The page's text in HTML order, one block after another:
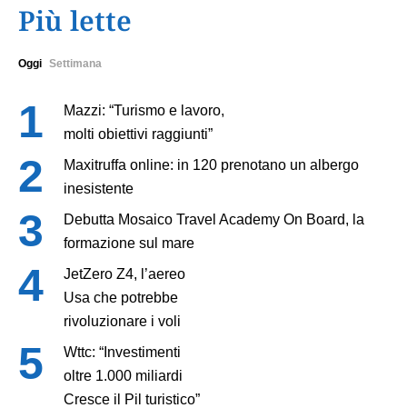
Più lette
Oggi Settimana
Mazzi: “Turismo e lavoro,
molti obiettivi raggiunti”
Maxitruffa online: in 120 prenotano un albergo
inesistente
Debutta Mosaico Travel Academy On Board, la
formazione sul mare
JetZero Z4, l’aereo
Usa che potrebbe
rivoluzionare i voli
Wttc: “Investimenti
oltre 1.000 miliardi
Cresce il Pil turistico”